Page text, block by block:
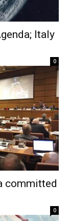
Italy
0
committed
0